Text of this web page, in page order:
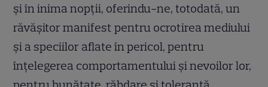
și în inima nopții, oferindu-ne, totodată, un
răvășitor manifest pentru ocrotirea mediului
și a speciilor aflate în pericol, pentru
înțelegerea comportamentului și nevoilor lor,